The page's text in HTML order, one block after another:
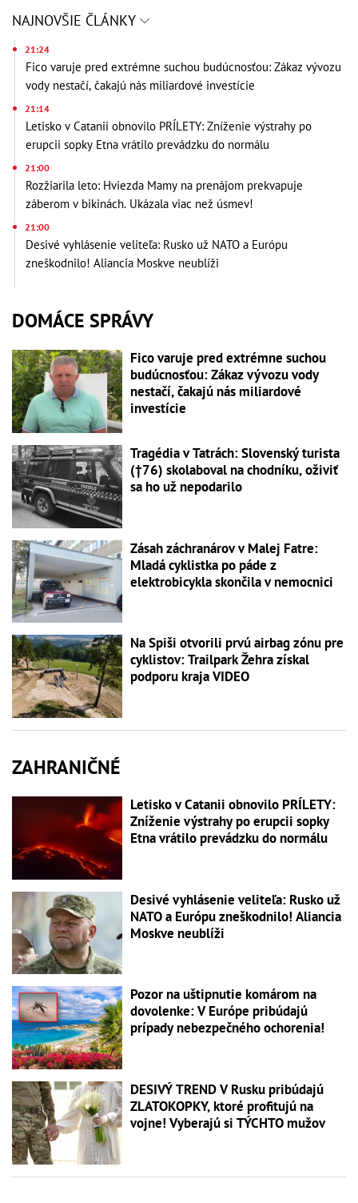
NAJNOVŠIE ČLÁNKY
21:24
Fico varuje pred extrémne suchou budúcnosťou: Zákaz vývozu
vody nestačí, čakajú nás miliardové investície
21:14
Letisko v Catanii obnovilo PRÍLETY: Zníženie výstrahy po
erupcii sopky Etna vrátilo prevádzku do normálu
21:00
Rozžiarila leto: Hviezda Mamy na prenájom prekvapuje
záberom v bikinách. Ukázala viac než úsmev!
21:00
Desivé vyhlásenie veliteľa: Rusko už NATO a Európu
zneškodnilo! Aliancia Moskve neublíži
DOMÁCE SPRÁVY
Fico varuje pred extrémne suchou
budúcnosťou: Zákaz vývozu vody
nestačí, čakajú nás miliardové
investície
Tragédia v Tatrách: Slovenský turista
(†76) skolaboval na chodníku, oživiť
sa ho už nepodarilo
Zásah záchranárov v Malej Fatre:
Mladá cyklistka po páde z
elektrobicykla skončila v nemocnici
Na Spiši otvorili prvú airbag zónu pre
cyklistov: Trailpark Žehra získal
podporu kraja VIDEO
ZAHRANIČNÉ
Letisko v Catanii obnovilo PRÍLETY:
Zníženie výstrahy po erupcii sopky
Etna vrátilo prevádzku do normálu
Desivé vyhlásenie veliteľa: Rusko už
NATO a Európu zneškodnilo! Aliancia
Moskve neublíži
Pozor na uštipnutie komárom na
dovolenke: V Európe pribúdajú
prípady nebezpečného ochorenia!
DESIVÝ TREND V Rusku pribúdajú
ZLATOKOPKY, ktoré profitujú na
vojne! Vyberajú si TÝCHTO mužov